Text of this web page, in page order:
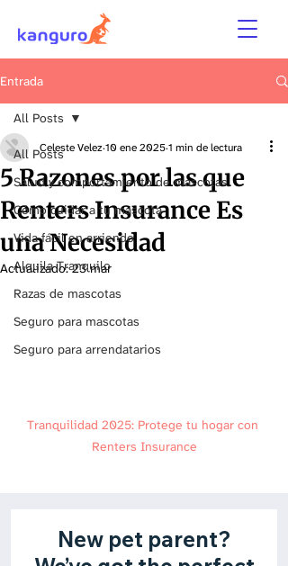
Entrada
All Posts
Salud y comportamiento de mascotas
Cómo cuidar a tu mascota
Vida fácil en arriendo
Alquila Tranquilo
Razas de mascotas
Seguro para mascotas
Seguro para arrendatarios
All Posts
5 Razones por las que
Renters Insurance Es
una Necesidad
Celeste Velez10 ene 20251 min de lectura
Actualizado:23 mar
Tranquilidad 2025: Protege tu hogar con
Renters Insurance